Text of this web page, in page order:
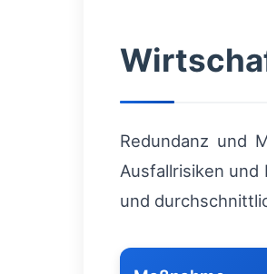
Redundanz und
Ausfallrisiken
und